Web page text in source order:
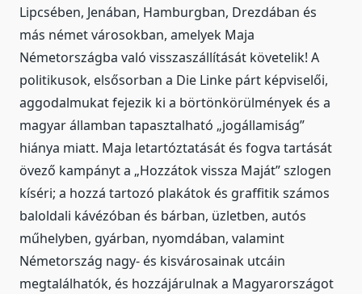
Lipcsében, Jenában, Hamburgban, Drezdában és
más német városokban, amelyek Maja
Németországba való visszaszállítását követelik! A
politikusok, elsősorban a Die Linke párt képviselői,
aggodalmukat fejezik ki a börtönkörülmények és a
magyar államban tapasztalható „jogállamiság”
hiánya miatt. Maja letartóztatását és fogva tartását
övező kampányt a „Hozzátok vissza Maját” szlogen
kíséri; a hozzá tartozó plakátok és graffitik számos
baloldali kávézóban és bárban, üzletben, autós
műhelyben, gyárban, nyomdában, valamint
Németország nagy- és kisvárosainak utcáin
megtalálhatók, és hozzájárulnak a Magyarországot